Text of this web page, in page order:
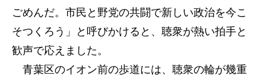
ごめんだ。市民と野党の共闘で新しい政治を今こ
そつくろう」と呼びかけると、聴衆が熱い拍手と
歓声で応えました。
青葉区のイオン前の歩道には、聴衆の輪が幾重